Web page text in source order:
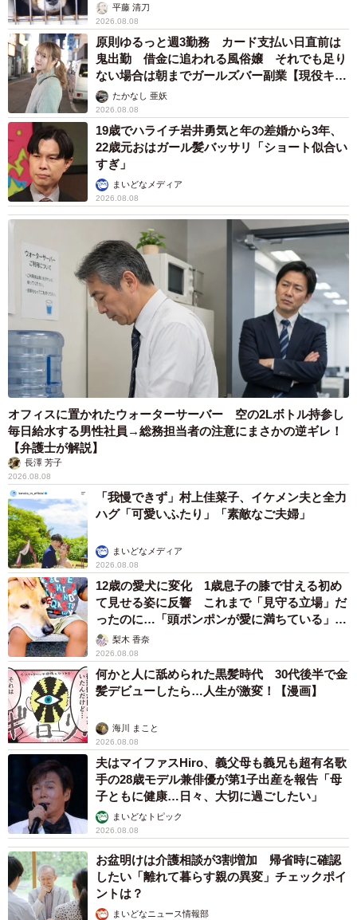
平藤 清刀
2026.08.08
原則ゆるっと週3勤務 カード支払い日直前は
鬼出勤 借金に追われる風俗嬢 それでも足り
ない場合は朝までガールズバー副業【現役キャ
ストに取材】
たかなし 亜妖
2026.08.08
19歳でハライチ岩井勇気と年の差婚から3年、
22歳元おはガール髪バッサリ「ショート似合い
すぎ」
まいどなメディア
2026.08.08
オフィスに置かれたウォーターサーバー 空の2Lボトル持参し
毎日給水する男性社員→総務担当者の注意にまさかの逆ギレ！
【弁護士が解説】
長澤 芳子
2026.08.08
「我慢できず」村上佳菜子、イケメン夫と全力
ハグ「可愛いふたり」「素敵なご夫婦」
まいどなメディア
2026.08.08
12歳の愛犬に変化 1歳息子の膝で甘える初め
て見せる姿に反響 これまで「見守る立場」だ
ったのに…「頭ポンポンが愛に満ちている」
「尊…」
梨木 香奈
2026.08.08
何かと人に舐められた黒髪時代 30代後半で金
髪デビューしたら…人生が激変！【漫画】
海川 まこと
2026.08.08
夫はマイファスHiro、義父母も義兄も超有名歌
手の28歳モデル兼俳優が第1子出産を報告「母
子ともに健康…日々、大切に過ごしたい」
まいどなトピック
2026.08.08
お盆明けは介護相談が3割増加 帰省時に確認
したい「離れて暮らす親の異変」チェックポイ
ントは？
まいどなニュース情報部